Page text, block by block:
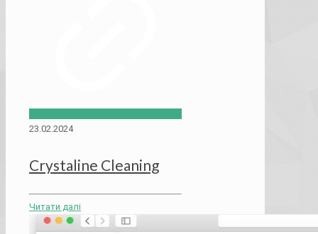
23.02.2024
Crystaline Cleaning
Читати далі